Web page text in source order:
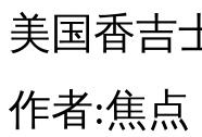
美国香吉
作者:焦点